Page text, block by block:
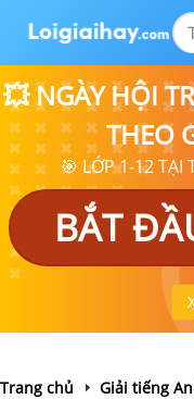
💥 NGÀY HỘI
THEO
🎯 LỚP 1-12 TẠI
BẮT
Trang chủ
Giải tiếng